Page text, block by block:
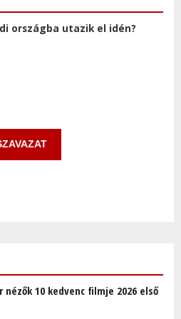
országba utazik el idén?
nézők 10 kedvenc filmje 2026 első